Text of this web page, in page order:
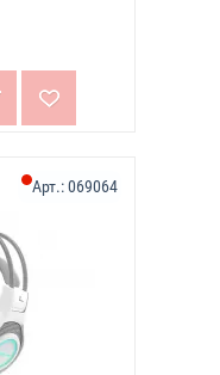
Арт.:069064